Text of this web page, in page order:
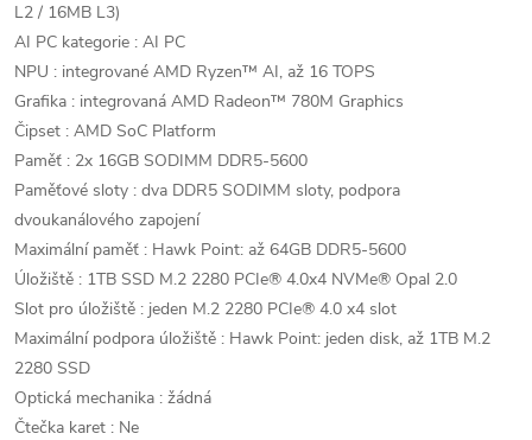
L2 / 16MB L3)
AI PC kategorie : AI PC
NPU : integrované AMD Ryzen™ AI, až 16 TOPS
Grafika : integrovaná AMD Radeon™ 780M Graphics
Čipset : AMD SoC Platform
Paměť : 2x 16GB SODIMM DDR5-5600
Paměťové sloty : dva DDR5 SODIMM sloty, podpora
dvoukanálového zapojení
Maximální paměť : Hawk Point: až 64GB DDR5-5600
Úložiště : 1TB SSD M.2 2280 PCIe® 4.0x4 NVMe® Opal 2.0
Slot pro úložiště : jeden M.2 2280 PCIe® 4.0 x4 slot
Maximální podpora úložiště : Hawk Point: jeden disk, až 1TB M.2
2280 SSD
Optická mechanika : žádná
Čtečka karet : Ne